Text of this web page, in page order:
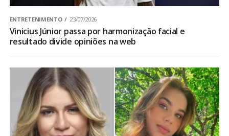
ENTRETENIMENTO 23/07/2026
Vinicius Júnior passa por harmonização facial e
resultado divide opiniões na web